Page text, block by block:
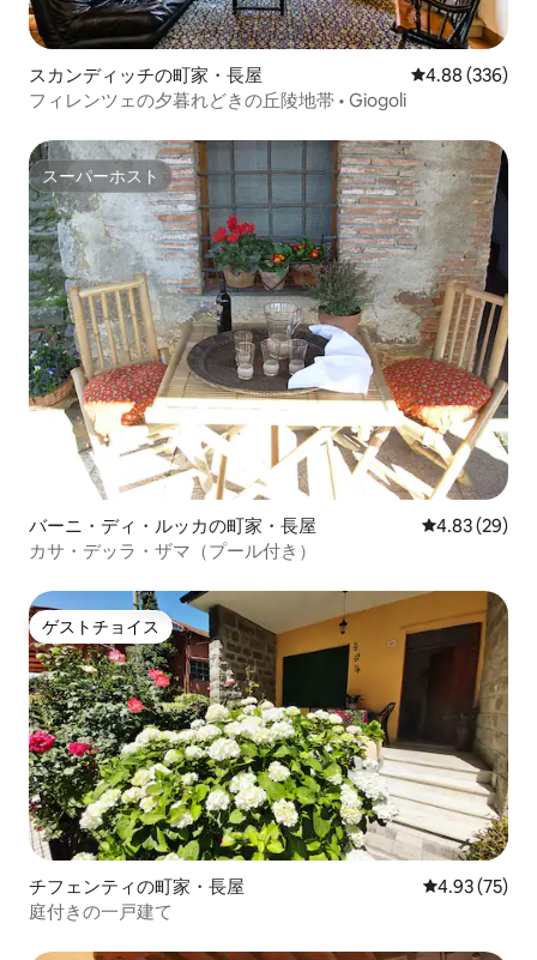
スカンディッチの町家・長屋 レビュー336
4.88 (336)
フィレンツェの夕暮れどきの丘陵地帯 • Giogoli
スーパーホスト
スーパーホスト
バーニ・ディ・ルッカの町家・長屋 レビュー29
4.83 (29)
カサ・デッラ・ザマ（プール付き）
ゲストチョイス
ゲストチョイス
チフェンティの町家・長屋 レビュー75
4.93 (75)
庭付きの一戸建て